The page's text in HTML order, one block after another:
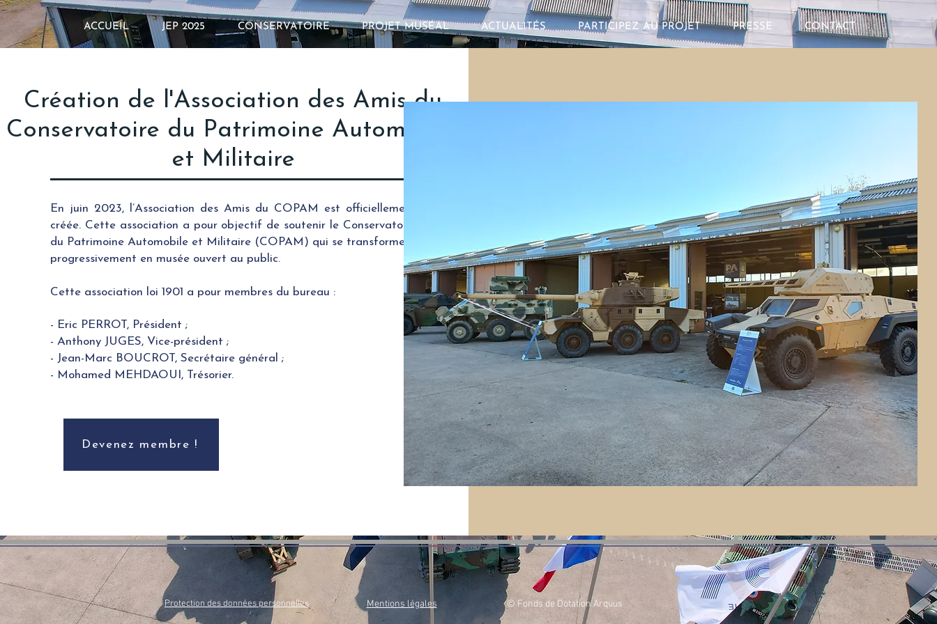
ACCUEIL JEP 2025 CONSERVATOIRE PROJET MUSÉAL ACTUALITÉS PARTICIPEZ AU PROJET PRESSE CONTACT
Création de l'Association des Amis du
Conservatoire du Patrimoine Automobile
et Militaire
En juin 2023, l’Association des Amis du COPAM est officiellement
créée. Cette association a pour objectif de soutenir le Conservatoire
du Patrimoine Automobile et Militaire (COPAM) qui se transformera
progressivement en musée ouvert au public. ​​​​​​
Cette association loi 1901 a pour membres du bureau :
- Eric PERROT, Président ;
- Anthony JUGES, Vice-président ;
- Jean-Marc BOUCROT, Secrétaire général ;
- Mohamed MEHDAOUI, Trésorier.
Devenez membre !
Protection des données personnelles Mentions légales © Fonds de Dotation Arquus